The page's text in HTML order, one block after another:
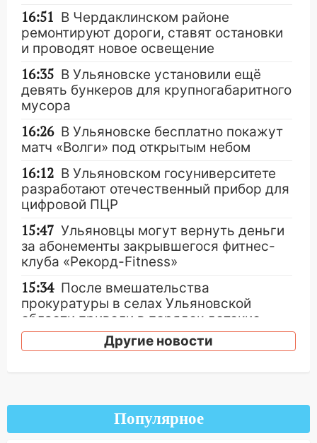
16:51 В Чердаклинском районе
ремонтируют дороги, ставят остановки
и проводят новое освещение
16:35 В Ульяновске установили ещё
девять бункеров для крупногабаритного
мусора
16:26 В Ульяновске бесплатно покажут
матч «Волги» под открытым небом
16:12 В Ульяновском госуниверситете
разработают отечественный прибор для
цифровой ПЦР
15:47 Ульяновцы могут вернуть деньги
за абонементы закрывшегося фитнес-
клуба «Рекорд-Fitness»
15:34 После вмешательства
прокуратуры в селах Ульяновской
области привели в порядок детские
площадки
15:08 В Кузоватово после прокурорской
проверки обновили разметку на
пешеходных переходах
Другие новости
Популярное